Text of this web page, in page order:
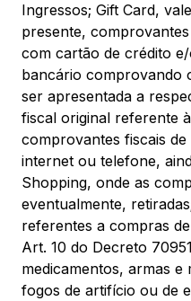
Ingressos; Gift Card,
presente,
com cartão de crédito
bancário comprovando
ser apresentada a
fiscal original referente
comprovantes fiscais
internet ou telefone,
Shopping, onde as
eventualmente,
referentes a compras
Art. 10 do Decreto
medicamentos, armas e
fogos de artifício ou de